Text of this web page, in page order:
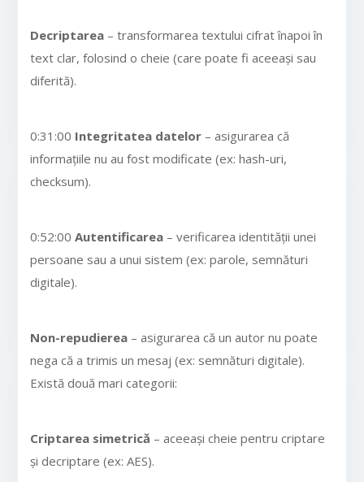
Decriptarea – transformarea textului cifrat înapoi în
text clar, folosind o cheie (care poate fi aceeași sau
diferită).
0:31:00 Integritatea datelor – asigurarea că
informațiile nu au fost modificate (ex: hash-uri,
checksum).
0:52:00Autentificarea – verificarea identității unei
persoane sau a unui sistem (ex: parole, semnături
digitale).
Non-repudierea – asigurarea că un autor nu poate
nega că a trimis un mesaj (ex: semnături digitale).
Există două mari categorii:
Criptarea simetrică – aceeași cheie pentru criptare
și decriptare (ex: AES).